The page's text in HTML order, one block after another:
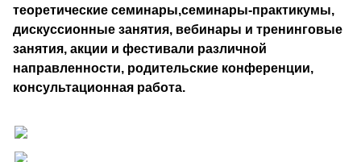
теоретические семинары,семинары-практикумы,
дискуссионные занятия, вебинары и тренинговые
занятия, акции и фестивали различной
направленности, родительские конференции,
консультационная работа.